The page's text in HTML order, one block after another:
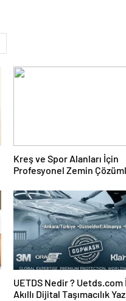
Kreş ve Spor Alanları İçin
Profesyonel Zemin
UETDS Nedir ? Uetds.com
Akıllı Dijital Taşımacılık